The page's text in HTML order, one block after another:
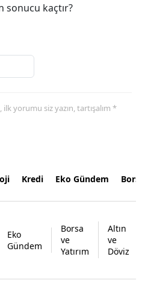
sonucu kaçtır?
yorumu siz yazın, tartışalım *
Kredi Eko Gündem
Eko
Gündem
Borsa
ve
Yatırım
Altın
ve
Döviz